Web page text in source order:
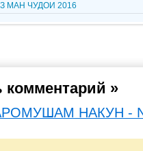
МАН ЧУДОИ 2016
комментарий »
НАКУН -